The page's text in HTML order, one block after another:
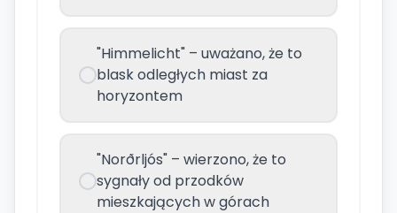
"Himmelicht" – uważano, że to
blask odległych miast za
horyzontem
"Norðrljós" – wierzono, że to
sygnały od przodków
mieszkających w górach